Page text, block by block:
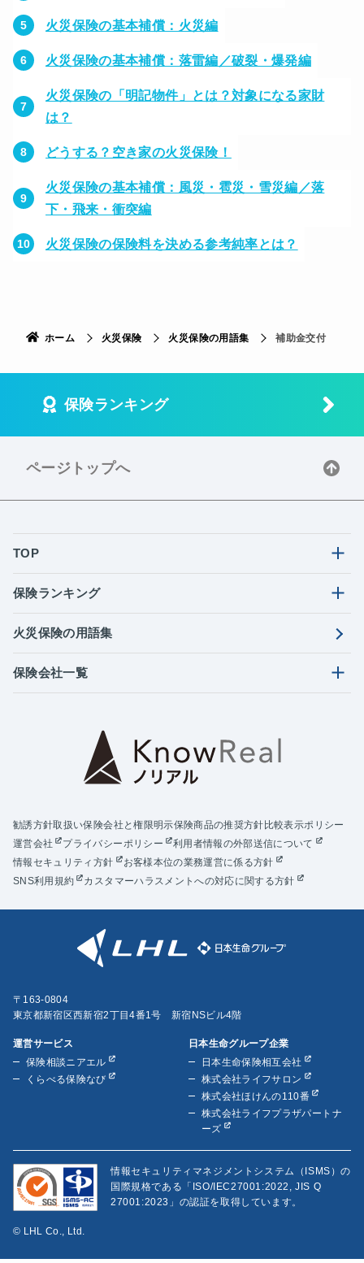
火災保険の基本補償：火災編
火災保険の基本補償：落雷編／破裂・爆発編
火災保険の「明記物件」とは？対象になる家財
は？
どうする？空き家の火災保険！
火災保険の基本補償：風災・雹災・雪災編／落
下・飛来・衝突編
火災保険の保険料を決める参考純率とは？
ホーム 火災保険 火災保険の用語集 補助金交付
保険ランキング
ページトップへ
TOP
保険ランキング
火災保険の用語集
保険会社一覧
勧誘方針取扱い保険会社と権限明示保険商品の推奨方針比較表示ポリシー
運営会社
プライバシーポリシー
利用者情報の外部送信について
情報セキュリティ方針
お客様本位の業務運営に係る方針
SNS利用規約
カスタマーハラスメントへの対応に関する方針
〒163-0804
東京都新宿区西新宿2丁目4番1号 新宿NSビル4階
運営サービス
保険相談ニアエル
くらべる保険なび
日本生命グループ企業
日本生命保険相互会社
株式会社ライフサロン
株式会社ほけんの110番
株式会社ライフプラザパートナ
ーズ
情報セキュリティマネジメントシステム（ISMS）の
国際規格である「ISO/IEC27001:2022, JIS Q
27001:2023」の認証を取得しています。
© LHL Co., Ltd.